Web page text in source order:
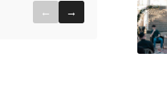
← →